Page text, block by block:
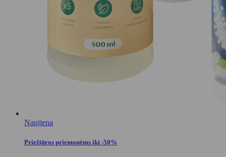
Naujiena
Priežiūros priemonėms iki -50%